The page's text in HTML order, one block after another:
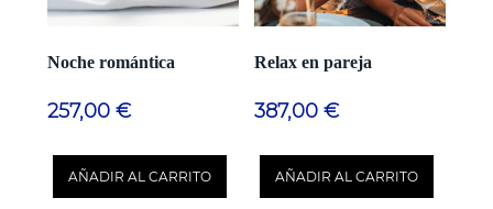
Noche romántica
257,00 €
AÑADIR AL CARRITO
Relax en pareja
387,00€
AÑADIR AL CARRITO